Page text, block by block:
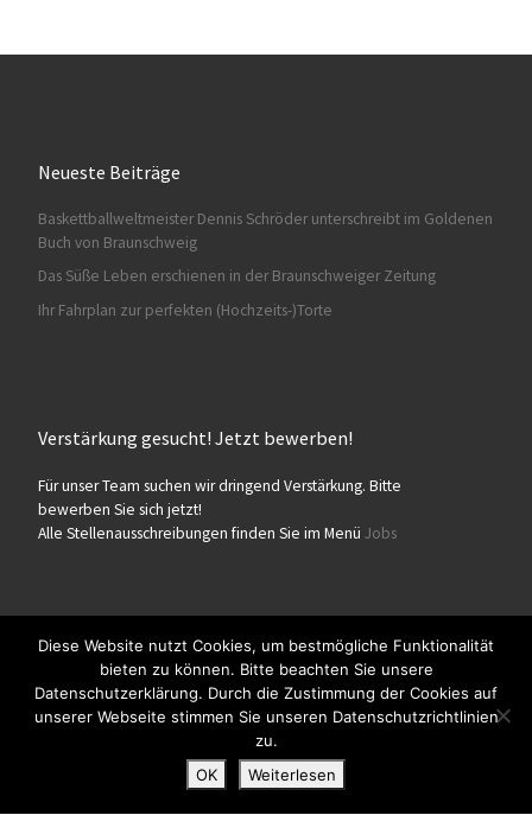
Neueste Beiträge
Baskettballweltmeister Dennis Schröder unterschreibt im Goldenen
Buch von Braunschweig
Das Süße Leben erschienen in der Braunschweiger Zeitung
Ihr Fahrplan zur perfekten (Hochzeits-)Torte
Verstärkung gesucht! Jetzt bewerben!
Für unser Team suchen wir dringend Verstärkung. Bitte
bewerben Sie sich jetzt!
Alle Stellenausschreibungen finden Sie im Menü Jobs
© 2026Konditorei Süßes Leben– Alle Rechte vorbehalten
Präsentiert von WP – Entworfen mit demCustomizr-Theme
Diese Website nutzt Cookies, um bestmögliche Funktionalität
bieten zu können. Bitte beachten Sie unsere
Datenschutzerklärung. Durch die Zustimmung der Cookies auf
unserer Webseite stimmen Sie unseren Datenschutzrichtlinien
zu.
OK
Weiterlesen